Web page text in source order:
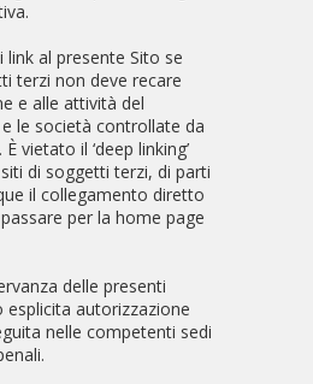
al presente Sito se
terzi non deve recare
e alle attività del
le società controllate da
vietato il ‘deep linking’
di soggetti terzi, di parti
il collegamento diretto
per la home page
delle presenti
esplicita autorizzazione
nelle competenti sedi